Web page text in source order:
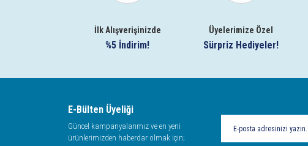
İlk Alışverişinizde
%5 İndirim!
Üyelerimize Özel
Sürpriz Hediyeler!
E-Bülten Üyeliği
Güncel kampanyalarımız ve en yeni
ürünlerimizden haberdar olmak için;